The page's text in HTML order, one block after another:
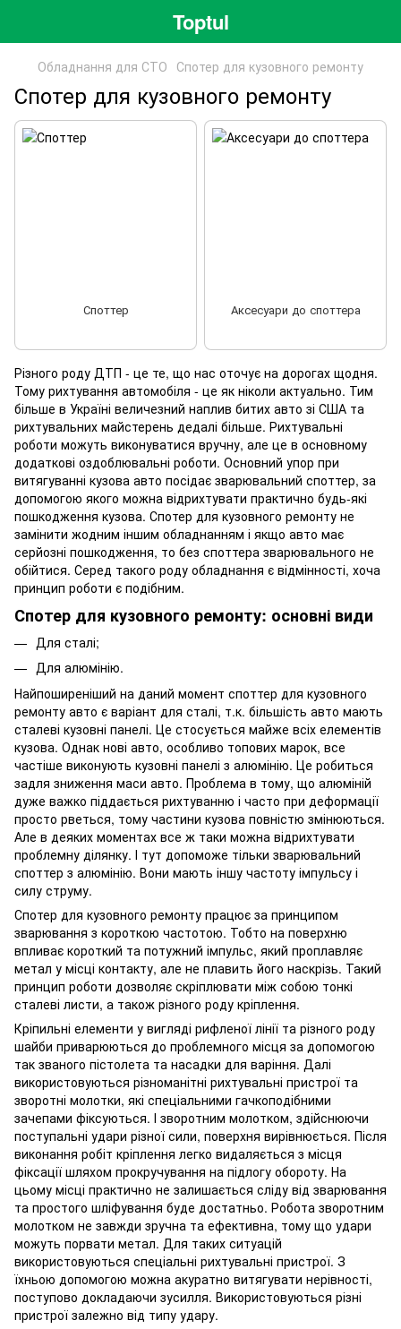
Toptul
Обладнання для СТО Спотер для кузовного ремонту
Спотер для кузовного ремонту
Різного роду ДТП - це те, що нас оточує на дорогах щодня.
Тому рихтування автомобіля - це як ніколи актуально. Тим
більше в Україні величезний наплив битих авто зі США та
рихтувальних майстерень дедалі більше. Рихтувальні
роботи можуть виконуватися вручну, але це в основному
додаткові оздоблювальні роботи. Основний упор при
витягуванні кузова авто посідає зварювальний споттер, за
допомогою якого можна відрихтувати практично будь-які
пошкодження кузова. Спотер для кузовного ремонту не
замінити жодним іншим обладнанням і якщо авто має
серйозні пошкодження, то без споттера зварювального не
обійтися. Серед такого роду обладнання є відмінності, хоча
принцип роботи є подібним.
Спотер для кузовного ремонту: основні види
Для сталі;
Для алюмінію.
Найпоширеніший на даний момент споттер для кузовного
ремонту авто є варіант для сталі, т.к. більшість авто мають
сталеві кузовні панелі. Це стосується майже всіх елементів
кузова. Однак нові авто, особливо топових марок, все
частіше виконують кузовні панелі з алюмінію. Це робиться
задля зниження маси авто. Проблема в тому, що алюміній
дуже важко піддається рихтуванню і часто при деформації
просто рветься, тому частини кузова повністю змінюються.
Але в деяких моментах все ж таки можна відрихтувати
проблемну ділянку. І тут допоможе тільки зварювальний
споттер з алюмінію. Вони мають іншу частоту імпульсу і
силу струму.
Спотер для кузовного ремонту працює за принципом
зварювання з короткою частотою. Тобто на поверхню
впливає короткий та потужний імпульс, який проплавляє
метал у місці контакту, але не плавить його наскрізь. Такий
принцип роботи дозволяє скріплювати між собою тонкі
сталеві листи, а також різного роду кріплення.
Кріпильні елементи у вигляді рифленої лінії та різного роду
шайби приварюються до проблемного місця за допомогою
так званого пістолета та насадки для варіння. Далі
використовуються різноманітні рихтувальні пристрої та
зворотні молотки, які спеціальними гачкоподібними
зачепами фіксуються. І зворотним молотком, здійснюючи
поступальні удари різної сили, поверхня вирівнюється. Після
виконання робіт кріплення легко видаляється з місця
фіксації шляхом прокручування на підлогу обороту. На
цьому місці практично не залишається сліду від зварювання
та простого шліфування буде достатньо. Робота зворотним
молотком не завжди зручна та ефективна, тому що удари
можуть порвати метал. Для таких ситуацій
використовуються спеціальні рихтувальні пристрої. З
їхньою допомогою можна акуратно витягувати нерівності,
поступово докладаючи зусилля. Використовуються різні
пристрої залежно від типу удару.
Споттер Аксесуари до споттера